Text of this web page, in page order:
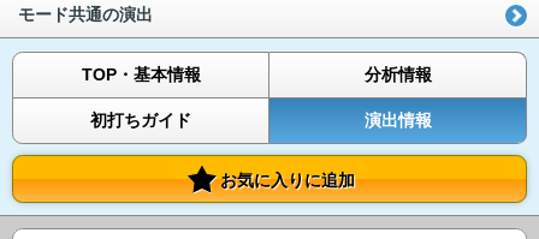
モード共通の演出
TOP・基本情報 分析情報
初打ちガイド 演出情報
お気に入りに追加